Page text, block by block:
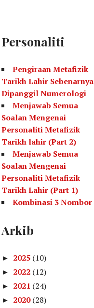
Personaliti
Pengiraan Metafizik
Tarikh Lahir Sebenarnya
Dipanggil Numerologi
Menjawab Semua
Soalan Mengenai
Personaliti Metafizik
Tarikh lahir (Part 2)
Menjawab Semua
Soalan Mengenai
Personaliti Metafizik
Tarikh Lahir (Part 1)
Kombinasi 3 Nombor
Kecenderungan Kita
(Metafizik Tarikh Lahir)
Untuk Rujukan Selepas
Membuat Kiraan
Metafizik Tarikh Lahir
Personaliti Diri
Arkib
► 2025 (10)
► 2022 (12)
► 2021 (24)
► 2020(28)